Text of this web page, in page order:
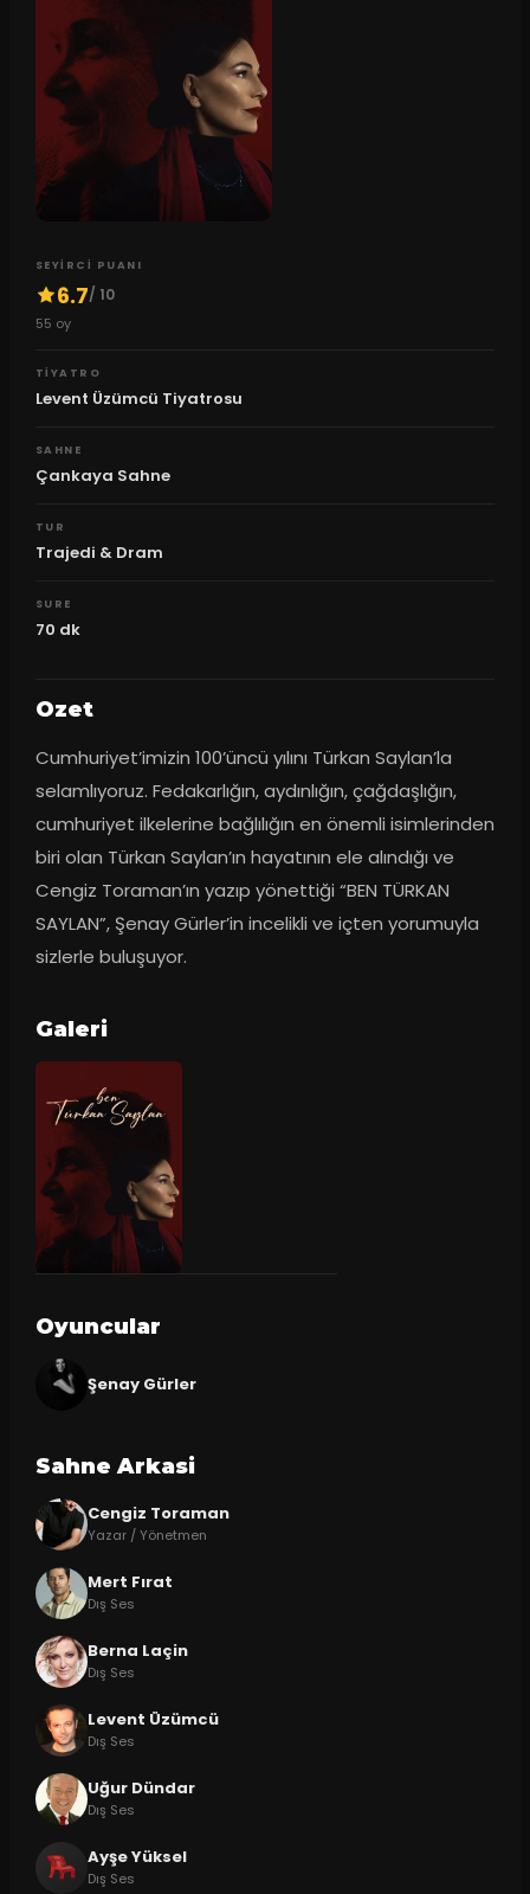
SEYIRCI PUANI
6.7/ 10
55 oy
TIYATRO
Levent Üzümcü Tiyatrosu
SAHNE
Çankaya Sahne
TUR
Trajedi & Dram
SURE
70 dk
Ozet
Cumhuriyet’imizin 100’üncü yılını Türkan Saylan’la
selamlıyoruz. Fedakarlığın, aydınlığın, çağdaşlığın,
cumhuriyet ilkelerine bağlılığın en önemli isimlerinden
biri olan Türkan Saylan’ın hayatının ele alındığı ve
Cengiz Toraman’ın yazıp yönettiği “BEN TÜRKAN
SAYLAN”, Şenay Gürler’in incelikli ve içten yorumuyla
sizlerle buluşuyor.
Galeri
Oyuncular
Şenay Gürler
Sahne Arkasi
Cengiz Toraman
Yazar / Yönetmen
Mert Fırat
Dış Ses
Berna Laçin
Dış Ses
Levent Üzümcü
Dış Ses
Uğur Dündar
Dış Ses
Ayşe Yüksel
Dış Ses